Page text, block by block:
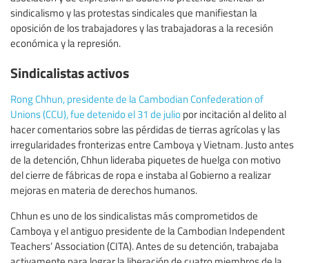
sindicalismo y las protestas sindicales que manifiestan la
oposición de los trabajadores y las trabajadoras a la recesión
económica y la represión.
Sindicalistas activos
Rong Chhun, presidente de la Cambodian Confederation of
Unions (CCU), fue detenido el 31 de julio por incitación al delito al
hacer comentarios sobre las pérdidas de tierras agrícolas y las
irregularidades fronterizas entre Camboya y Vietnam. Justo antes
de la detención, Chhun lideraba piquetes de huelga con motivo
del cierre de fábricas de ropa e instaba al Gobierno a realizar
mejoras en materia de derechos humanos.
Chhun es uno de los sindicalistas más comprometidos de
Camboya y el antiguo presidente de la Cambodian Independent
Teachers’ Association (CITA). Antes de su detención, trabajaba